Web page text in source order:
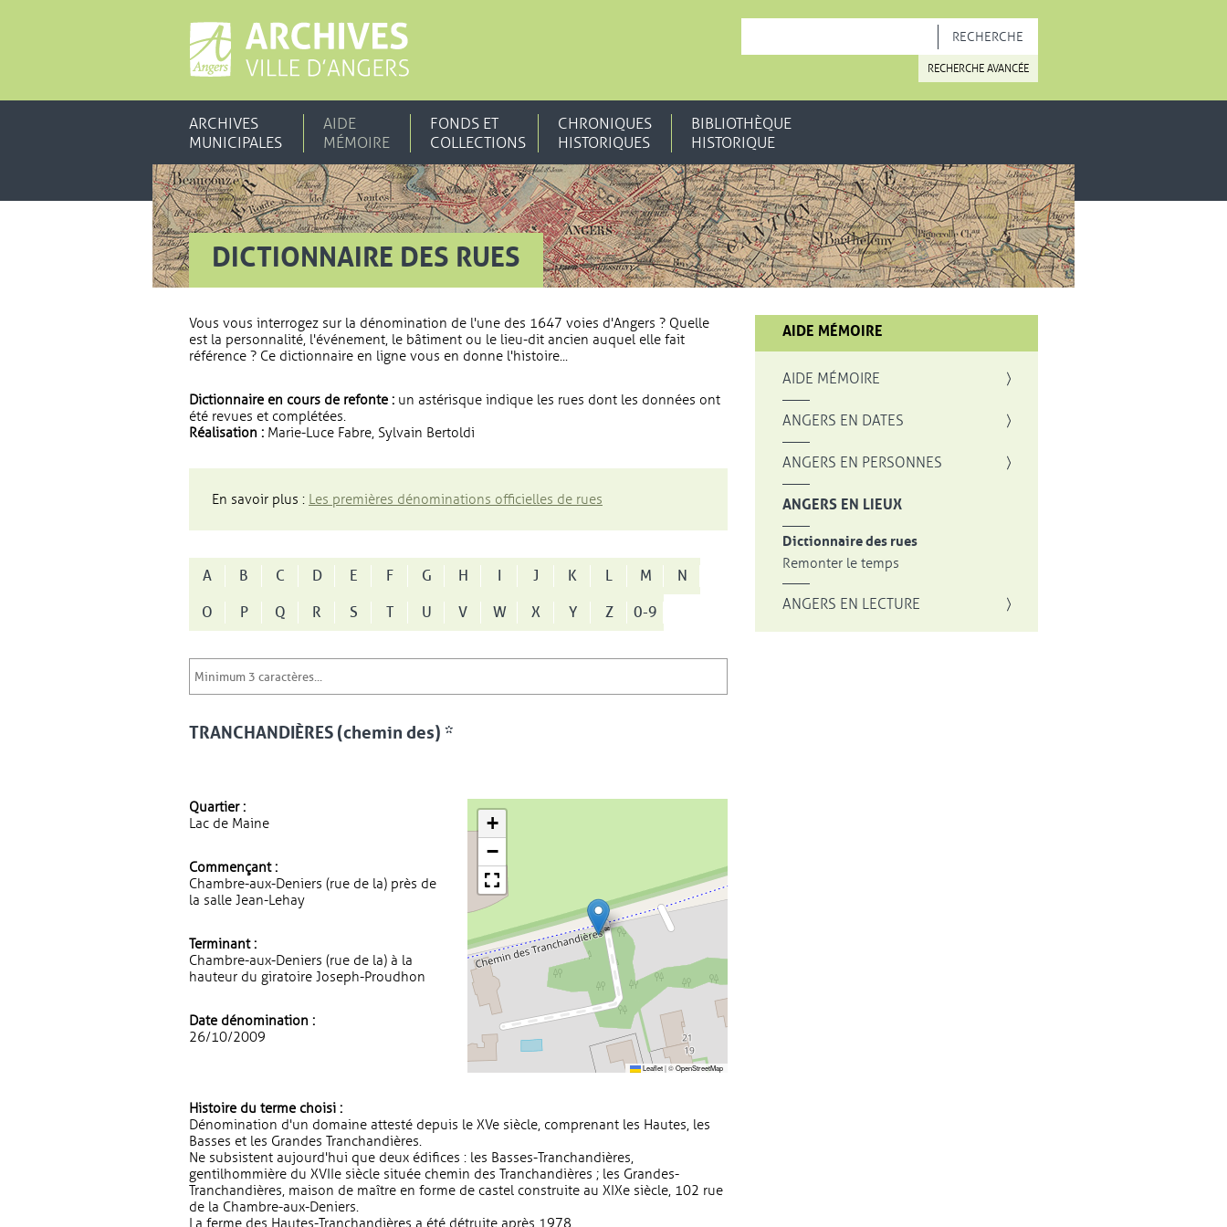
RECHERCHE AVANCÉE
ARCHIVES
MUNICIPALES
AIDE
MÉMOIRE
FONDS ET
COLLECTIONS
CHRONIQUES
HISTORIQUES
BIBLIOTHÈQUE
HISTORIQUE
DICTIONNAIRE DES RUES
Vous vous interrogez sur la dénomination de l'une des 1647 voies d'Angers ? Quelle
est la personnalité, l'événement, le bâtiment ou le lieu-dit ancien auquel elle fait
référence ? Ce dictionnaire en ligne vous en donne l'histoire...
Dictionnaire en cours de refonte : un astérisque indique les rues dont les données ont
été revues et complétées.
Réalisation : Marie-Luce Fabre, Sylvain Bertoldi
En savoir plus : Les premières dénominations officielles de rues
A B C D E F G H I J K L M
N
O
P Q R S T U V W X Y Z 0-9
TRANCHANDIÈRES (chemin des) *
Quartier :
Lac de Maine
Commençant :
Chambre-aux-Deniers (rue de la) près de
la salle Jean-Lehay
Terminant :
Chambre-aux-Deniers (rue de la) à la
hauteur du giratoire Joseph-Proudhon
Date dénomination :
26/10/2009
+
−
Leaflet|©OpenStreetMap
Histoire du terme choisi :
Dénomination d'un domaine attesté depuis le XVe siècle, comprenant les Hautes, les
Basses et les Grandes Tranchandières.
Ne subsistent aujourd'hui que deux édifices : les Basses-Tranchandières,
gentilhommière du XVIIe siècle située chemin des Tranchandières ; les Grandes-
Tranchandières, maison de maître en forme de castel construite au XIXe siècle, 102 rue
de la Chambre-aux-Deniers.
La ferme des Hautes-Tranchandières a été détruite après 1978.
AIDE MÉMOIRE
AIDE MÉMOIRE
ANGERS EN DATES
ANGERS EN PERSONNES
ANGERS EN LIEUX
Dictionnaire des rues
Remonter le temps
ANGERS EN LECTURE